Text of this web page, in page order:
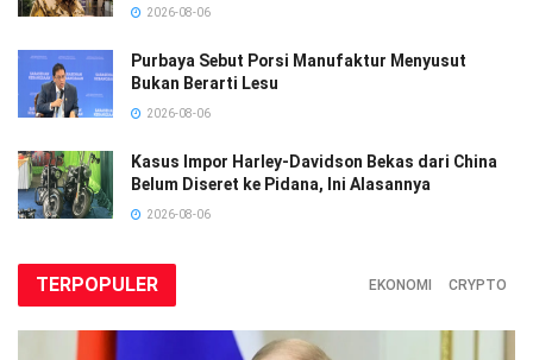
2026-08-06
Purbaya Sebut Porsi Manufaktur Menyusut
Bukan Berarti Lesu
2026-08-06
Kasus Impor Harley-Davidson Bekas dari China
Belum Diseret ke Pidana, Ini Alasannya
2026-08-06
TERPOPULER EKONOMI CRYPTO